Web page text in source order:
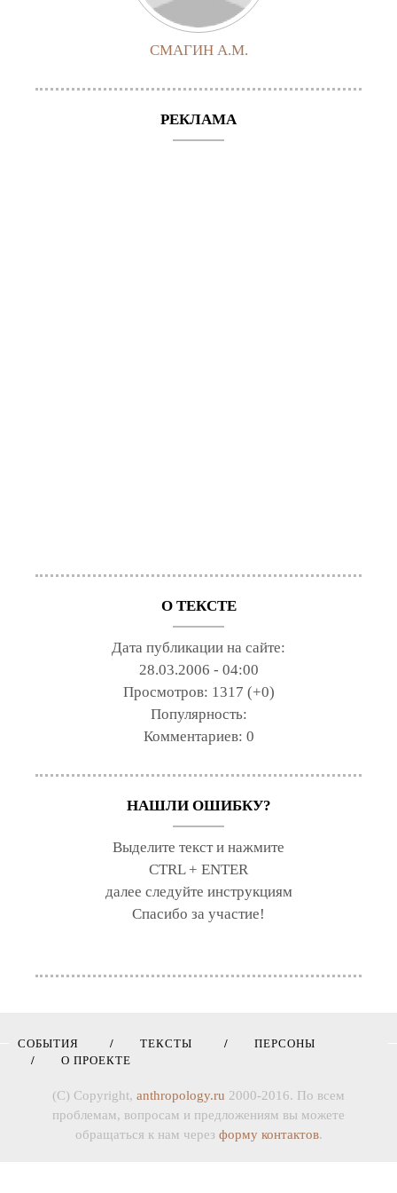
СМАГИН А.М.
РЕКЛАМА
О ТЕКСТЕ
Дата публикации на сайте:
28.03.2006 - 04:00
Просмотров: 1317 (+0)
Популярность:
Комментариев: 0
НАШЛИ ОШИБКУ?
Выделите текст и нажмите
CTRL + ENTER
далее следуйте инструкциям
Спасибо за участие!
СОБЫТИЯ ТЕКСТЫ
ПЕРСОНЫ
О ПРОЕКТЕ
(C) Copyright, anthropology.ru 2000-2016. По всем
проблемам, вопросам и предложениям вы можете
обращаться к нам через форму контактов.